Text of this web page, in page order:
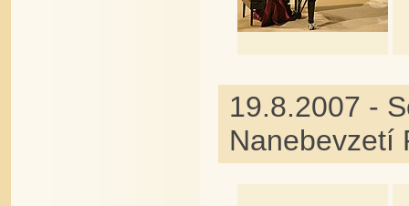
19.8.2007 -
Nanebevzetí